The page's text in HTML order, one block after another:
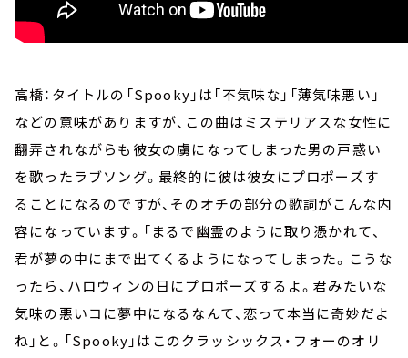
高橋：タイトルの「Spooky」は「不気味な」「薄気味悪い」
などの意味がありますが、この曲はミステリアスな女性に
翻弄されながらも彼女の虜になってしまった男の戸惑い
を歌ったラブソング。最終的に彼は彼女にプロポーズす
ることになるのですが、そのオチの部分の歌詞がこんな内
容になっています。「まるで幽霊のように取り憑かれて、
君が夢の中にまで出てくるようになってしまった。こうな
ったら、ハロウィンの日にプロポーズするよ。君みたいな
気味の悪いコに夢中になるなんて、恋って本当に奇妙だよ
ね」と。「Spooky」はこのクラッシックス・フォーのオリ